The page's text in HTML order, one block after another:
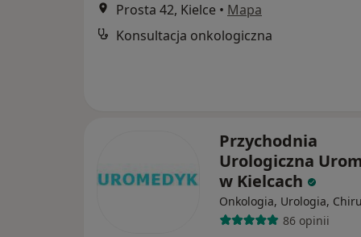
Prosta 42, Kielce • Mapa
Konsultacja onkologiczna
Przychodnia
Urologiczna
w Kielcach
Onkologia, Urologia,
86 opinii